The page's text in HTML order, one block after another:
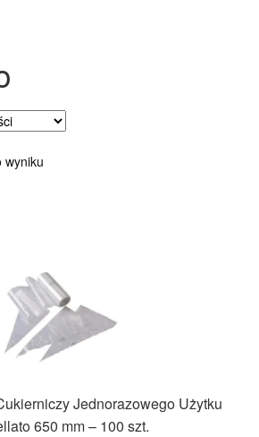
wyniku
Jednorazowego Użytku
650 mm – 100 szt.